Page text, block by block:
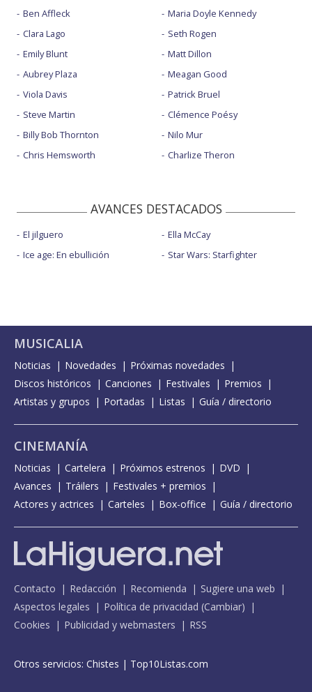
Ben Affleck
Clara Lago
Emily Blunt
Aubrey Plaza
Viola Davis
Steve Martin
Billy Bob Thornton
Chris Hemsworth
Maria Doyle Kennedy
Seth Rogen
Matt Dillon
Meagan Good
Patrick Bruel
Clémence Poésy
Nilo Mur
Charlize Theron
AVANCES DESTACADOS
El jilguero
Ice age: En ebullición
Ella McCay
Star Wars: Starfighter
MUSICALIA
Noticias Novedades
Próximas novedades
Discos históricos
Canciones Festivales
Premios
Artistas y grupos
Portadas Listas Guía / directorio
CINEMANÍA
Noticias Cartelera Próximos estrenos
DVD
Avances
Tráilers
Festivales + premios
Actores y actrices
Carteles Box-office Guía / directorio
Contacto Redacción Recomienda
Sugiere una web
Aspectos legales
Política de privacidad (Cambiar)
Cookies
Publicidad y webmasters RSS
Otros servicios: Chistes | Top10Listas.com